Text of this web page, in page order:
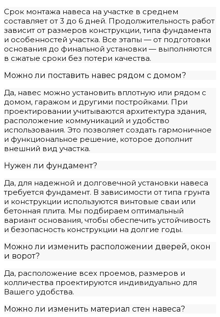
Срок монтажа навеса на участке в среднем
составляет от 3 до 6 дней. Продолжительность работ
зависит от размеров конструкции, типа фундамента
и особенностей участка. Все этапы — от подготовки
основания до финальной установки — выполняются
в сжатые сроки без потери качества.
Можно ли поставить навес рядом с домом?
Да, навес можно установить вплотную или рядом с
домом, гаражом и другими постройками. При
проектировании учитываются архитектура здания,
расположение коммуникаций и удобство
использования. Это позволяет создать гармоничное
и функциональное решение, которое дополнит
внешний вид участка.
Нужен ли фундамент?
Да, для надежной и долговечной установки навеса
требуется фундамент. В зависимости от типа грунта
и конструкции используются винтовые сваи или
бетонная плита. Мы подбираем оптимальный
вариант основания, чтобы обеспечить устойчивость
и безопасность конструкции на долгие годы.
Можно ли изменить расположении дверей, окон
и ворот?
Да, расположение всех проемов, размеров и
колличества проектируются индивидуально для
Вашего удобства.
Можно ли изменить материал стен навеса?